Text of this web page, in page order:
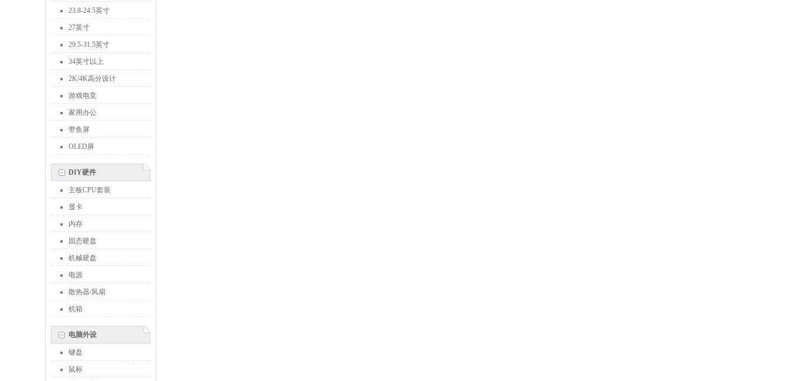
23.8-24.5英寸
27英寸
29.5-31.5英寸
34英寸以上
2K/4K高分设计
游戏电竞
家用办公
带鱼屏
OLED屏
DIY硬件
主板CPU套装
显卡
内存
固态硬盘
机械硬盘
电源
散热器/风扇
机箱
电脑外设
键盘
鼠标